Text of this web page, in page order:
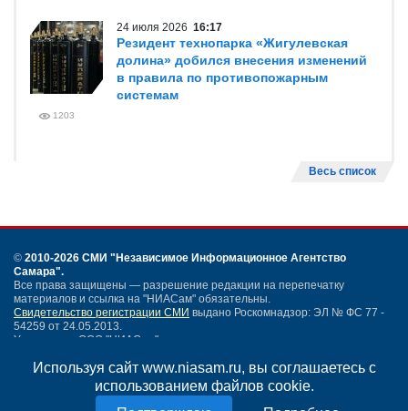
Используя сайт www.niasam.ru, вы соглашаетесь с
использованием файлов cookie.
24 июля 2026 16:17
Резидент технопарка «Жигулевская
долина» добился внесения изменений
в правила по противопожарным
системам
1203
Весь список
© 2010-2026 СМИ "Независимое Информационное Агентство
Самара".
Все права защищены — разрешение редакции на перепечатку
материалов и ссылка на "НИАСам" обязательны.
Свидетельство регистрации СМИ выдано Роскомнадзор: ЭЛ № ФС 77 -
54259 от 24.05.2013.
Учредитель ООО "НИАСам".
Написать письмо